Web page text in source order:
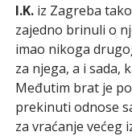
I.K.iz Zagreba
zajedno brinuli o
imao nikoga
za njega, a i sada,
Međutim brat je
prekinuti odnose
za vraćanje većeg